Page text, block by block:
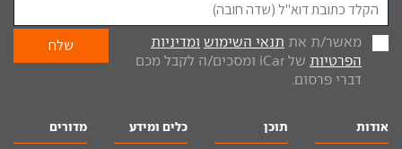
מאשר/ת את תנאי השימוש ומדיניות
הפרטיות
של iCar ומסכים/ה לקבל מכם
דברי פרסום.
אודות תוכן כלים ומידע מדורים